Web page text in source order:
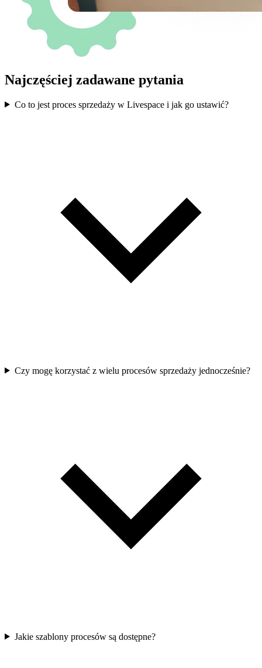
Najczęściej zadawane pytania
Co to jest proces sprzedaży w Livespace i jak go ustawić?
Czy mogę korzystać z wielu procesów sprzedaży jednocześnie?
Jakie szablony procesów są dostępne?